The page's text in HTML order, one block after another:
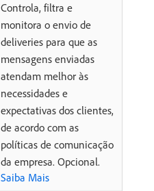
Controla, filtra e
monitora o envio de
deliveries para que as
mensagens enviadas
atendam melhor às
necessidades e
expectativas dos clientes,
de acordo com as
políticas de comunicação
da empresa. Opcional.
Saiba Mais